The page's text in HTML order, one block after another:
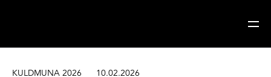
KULDMUNA 2026 10.02.2026